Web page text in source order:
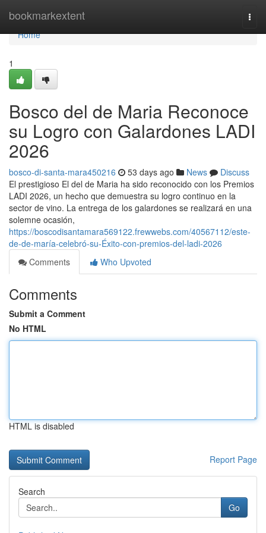
bookmarkextent
Home
Home
1
Bosco del de Maria Reconoce
su Logro con Galardones LADI
2026
bosco-di-santa-mara450216 53 days ago News
Discuss
El prestigioso El del de Maria ha sido reconocido con los Premios
LADI 2026, un hecho que demuestra su logro continuo en la
sector de vino. La entrega de los galardones se realizará en una
solemne ocasión,
https://boscodisantamara569122.frewwebs.com/40567112/este-
de-de-maría-celebró-su-Éxito-con-premios-del-ladi-2026
Comments
Who Upvoted
Comments
Submit a Comment
No HTML
HTML is disabled
Report Page
Search
Go